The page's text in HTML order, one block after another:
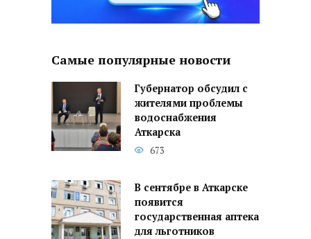
Самые популярные новости
Губернатор обсудил с
жителями проблемы
водоснабжения
Аткарска
673
В сентябре в Аткарске
появится
государственная аптека
для льготников